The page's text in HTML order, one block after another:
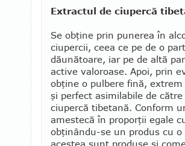
Extractul de ciupercă
Se obţine prin punerea în
ciupercii, ceea ce pe de o
dăunătoare, iar pe de altă
active valoroase. Apoi, prin
obţine o pulbere fină,
şi perfect asimi­labile de
ciuper­că tibetană. Con­form
amestecă în pro­porţii egale
obţi­nându-se un produs cu
acestea sunt pro­duse şi